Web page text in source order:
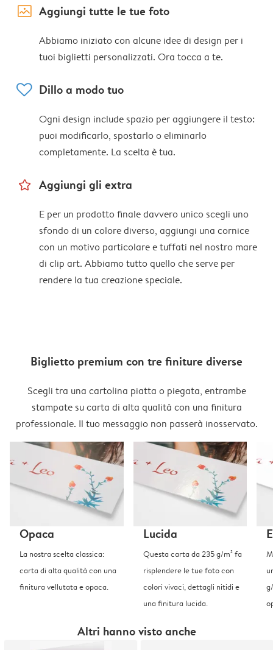
image_placeholder Aggiungi tutte le tue foto
Abbiamo iniziato con alcune idee di design per i
tuoi biglietti personalizzati. Ora tocca a te.
heart Dillo a modo tuo
Ogni design include spazio per aggiungere il testo:
puoi modificarlo, spostarlo o eliminarlo
completamente. La scelta è tua.
star_outline Aggiungi gli extra
E per un prodotto finale davvero unico scegli uno
sfondo di un colore diverso, aggiungi una cornice
con un motivo particolare e tuffati nel nostro mare
di clip art. Abbiamo tutto quello che serve per
rendere la tua creazione speciale.
Biglietto premium con tre finiture diverse
Scegli tra una cartolina piatta o piegata, entrambe
stampate su carta di alta qualità con una finitura
professionale. Il tuo messaggio non passerà inosservato.
Opaca
La nostra scelta classica:
carta di alta qualità con una
finitura vellutata e opaca.
Lucida
Questa carta da 235 g/m² fa
risplendere le tue foto con
colori vivaci, dettagli nitidi e
una finitura lucida.
Altri hanno visto anche